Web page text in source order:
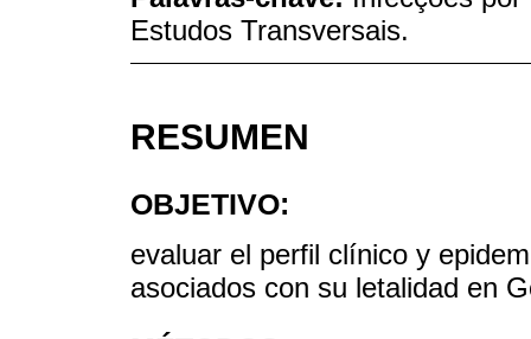
Estudos Transversais.
RESUMEN
OBJETIVO:
evaluar el perfil clínico y
asociados con su letalidad en